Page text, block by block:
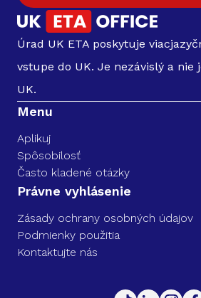
Úrad UK ETA poskytuje
vstupe do UK. Je nezávislý a nie
UK.
Menu
Aplikuj
Spôsobilosť
Často kladené otázky
Právne vyhlásenie
Zásady ochrany osobných údajov
Podmienky použitia
Kontaktujte nás